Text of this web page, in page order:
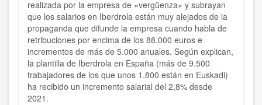
realizada por la empresa de «vergüenza» y subrayan
que los salarios en Iberdrola están muy alejados de la
propaganda que difunde la empresa cuando habla de
retribuciones por encima de los 88.000 euros e
incrementos de más de 5.000 anuales. Según explican,
la plantilla de Iberdrola en España (más de 9.500
trabajadores de los que unos 1.800 están en Euskadi)
ha recibido un incremento salarial del 2,8% desde
2021.